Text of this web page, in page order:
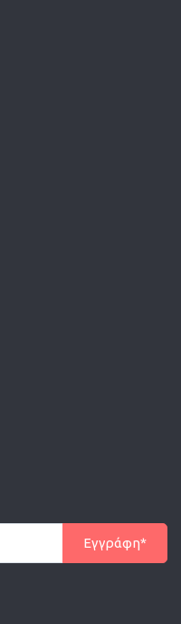
Εγγράφη*